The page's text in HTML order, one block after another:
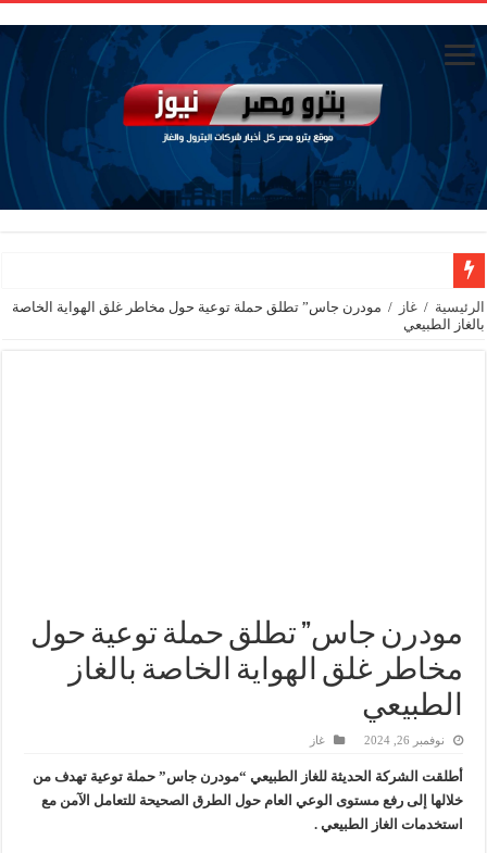
وزيرا التخطيط والتنمية الاقتصادية والبترول والثروة المعدنية يبحثان جهود تحقيق أمن
وزير البترول يتابع انتاج حقل البركة في اسوان
الرئيسية / غاز / مودرن جاس” تطلق حملة توعية حول مخاطر غلق الهواية الخاصة
بالغاز الطبيعي
مودرن جاس” تطلق حملة توعية حول
مخاطر غلق الهواية الخاصة بالغاز
الطبيعي
نوفمبر 26, 2024 غاز
أطلقت الشركة الحديثة للغاز الطبيعي “مودرن جاس” حملة توعية تهدف من
خلالها إلى رفع مستوى الوعي العام حول الطرق الصحيحة للتعامل الآمن مع
استخدمات الغاز الطبيعي .